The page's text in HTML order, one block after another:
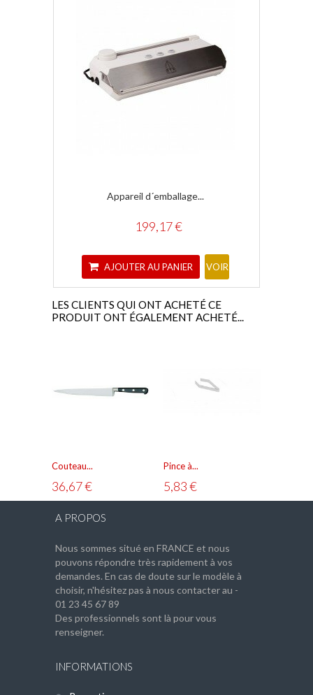
Appareil d´emballage...
199,17 €
AJOUTER AU PANIER VOIR
LES CLIENTS QUI ONT ACHETÉ CE
PRODUIT ONT ÉGALEMENT ACHETÉ...
Couteau...
36,67 €
Pince à...
5,83 €
A PROPOS
Nous sommes situé en FRANCE et nous
pouvons répondre très rapidement à vos
demandes. En cas de doute sur le modèle à
choisir, n'hésitez pas à nous contacter au -
01 23 45 67 89
Des professionnels sont là pour vous
renseigner.
INFORMATIONS